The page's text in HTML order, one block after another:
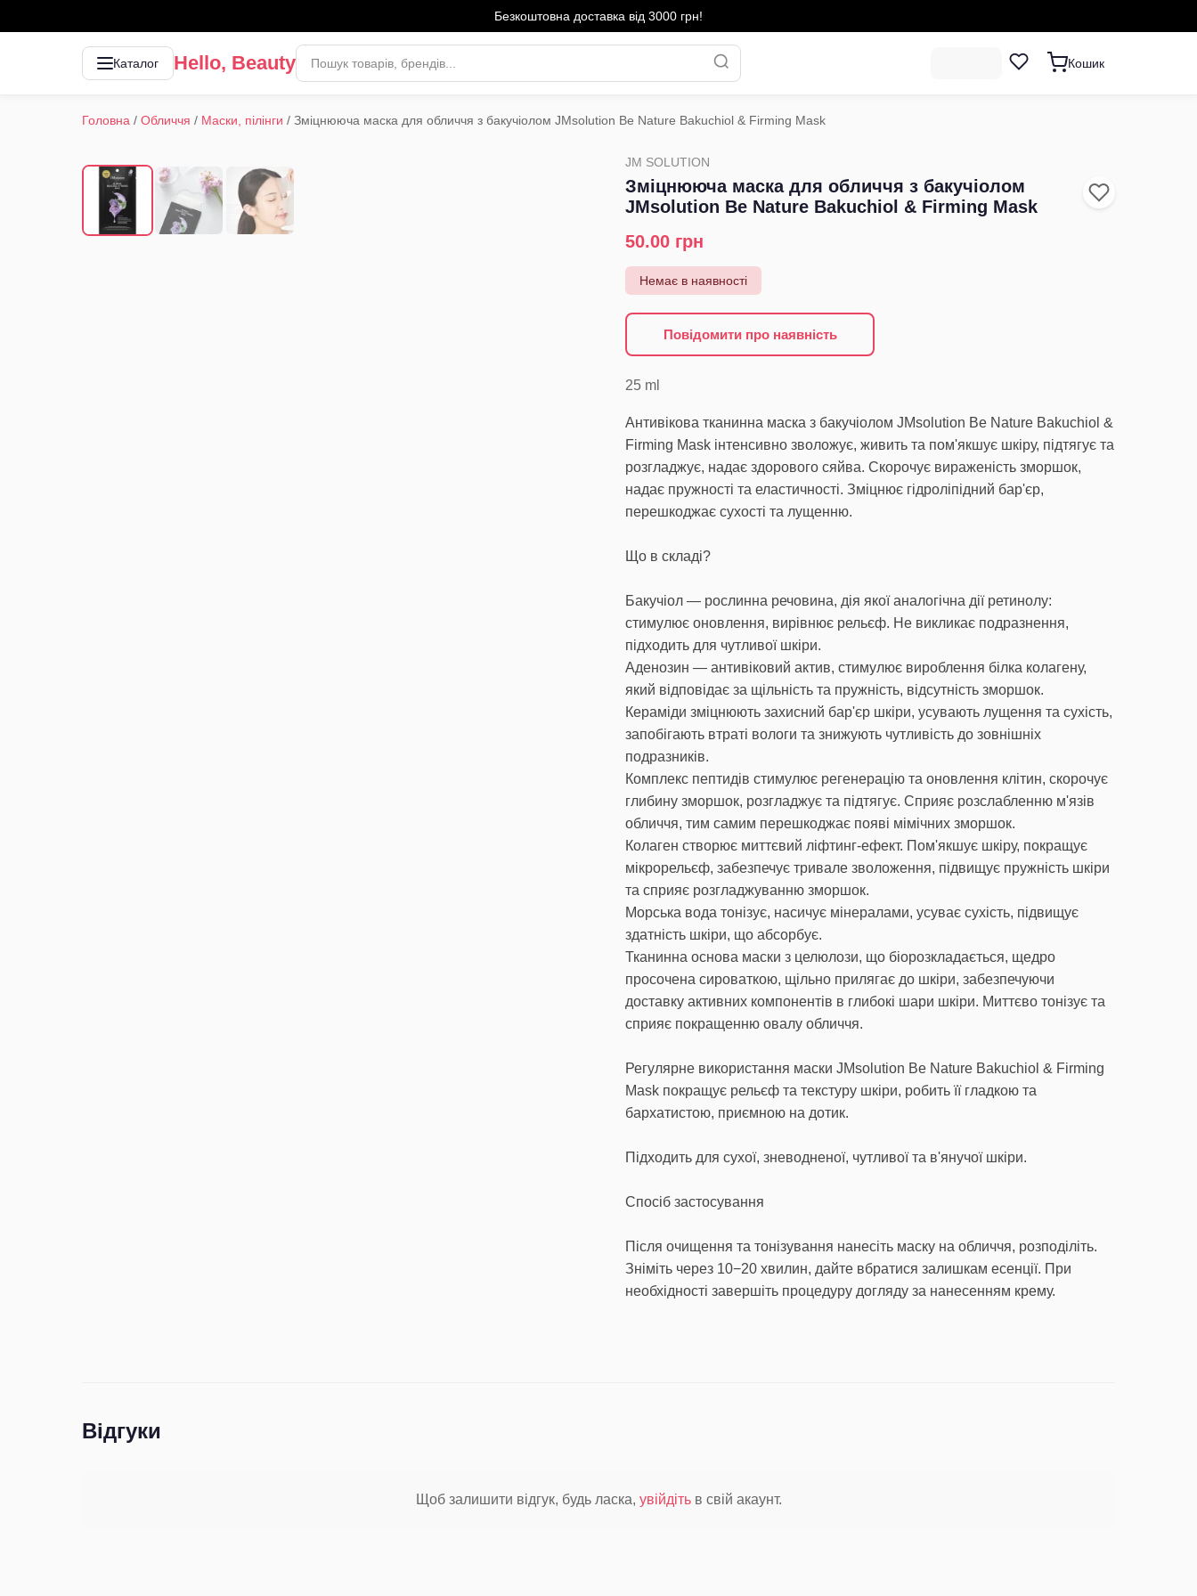
Безкоштовна доставка від 3000 грн!
Каталог Hello, Beauty Кошик
Головна / Обличчя / Маски, пілінги / Зміцнююча маска для обличчя з бакучіолом JMsolution Be Nature Bakuchiol & Firming Mask
1
JM SOLUTION
Зміцнююча маска для обличчя з бакучіолом
JMsolution Be Nature Bakuchiol & Firming Mask
50.00 грн
Немає в наявності
Повідомити про наявність
25 ml
Антивікова тканинна маска з бакучіолом JMsolution Be Nature Bakuchiol &
Firming Mask інтенсивно зволожує, живить та пом'якшує шкіру, підтягує та
розгладжує, надає здорового сяйва. Скорочує вираженість зморшок,
надає пружності та еластичності. Зміцнює гідроліпідний бар'єр,
перешкоджає сухості та лущенню.
Що в складі?
Бакучіол — рослинна речовина, дія якої аналогічна дії ретинолу:
стимулює оновлення, вирівнює рельєф. Не викликає подразнення,
підходить для чутливої шкіри.
Аденозин — антивіковий актив, стимулює вироблення білка колагену,
який відповідає за щільність та пружність, відсутність зморшок.
Кераміди зміцнюють захисний бар'єр шкіри, усувають лущення та сухість,
запобігають втраті вологи та знижують чутливість до зовнішніх
подразників.
Комплекс пептидів стимулює регенерацію та оновлення клітин, скорочує
глибину зморшок, розгладжує та підтягує. Сприяє розслабленню м'язів
обличчя, тим самим перешкоджає появі мімічних зморшок.
Колаген створює миттєвий ліфтинг-ефект. Пом'якшує шкіру, покращує
мікрорельєф, забезпечує тривале зволоження, підвищує пружність шкіри
та сприяє розгладжуванню зморшок.
Морська вода тонізує, насичує мінералами, усуває сухість, підвищує
здатність шкіри, що абсорбує.
Тканинна основа маски з целюлози, що біорозкладається, щедро
просочена сироваткою, щільно прилягає до шкіри, забезпечуючи
доставку активних компонентів в глибокі шари шкіри. Миттєво тонізує та
сприяє покращенню овалу обличчя.
Регулярне використання маски JMsolution Be Nature Bakuchiol & Firming
Mask покращує рельєф та текстуру шкіри, робить її гладкою та
бархатистою, приємною на дотик.
Підходить для сухої, зневодненої, чутливої та в'янучої шкіри.
Спосіб застосування
Після очищення та тонізування нанесіть маску на обличчя, розподіліть.
Зніміть через 10−20 хвилин, дайте вбратися залишкам есенції. При
необхідності завершіть процедуру догляду за нанесенням крему.
Відгуки
Щоб залишити відгук, будь ласка, увійдітьв свій акаунт.